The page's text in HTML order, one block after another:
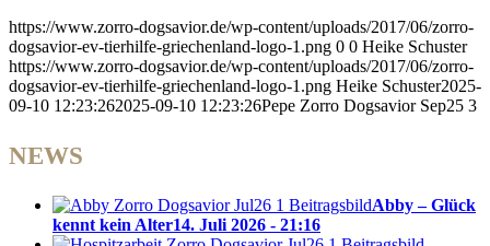
https://www.zorro-dogsavior.de/wp-content/uploads/2017/06/zorro-
dogsavior-ev-tierhilfe-griechenland-logo-1.png 0 0 Heike Schuster
https://www.zorro-dogsavior.de/wp-content/uploads/2017/06/zorro-
dogsavior-ev-tierhilfe-griechenland-logo-1.png Heike Schuster2025-
09-10 12:23:262025-09-10 12:23:26Pepe Zorro Dogsavior Sep25 3
NEWS
Abby – Glück
kennt kein Alter14. Juli 2026 - 21:16